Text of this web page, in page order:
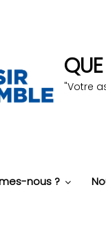
"Votre
nous ?